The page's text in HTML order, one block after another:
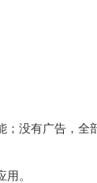
；没有广告，全
。